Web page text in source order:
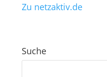
Zu netzaktiv.de
Suche